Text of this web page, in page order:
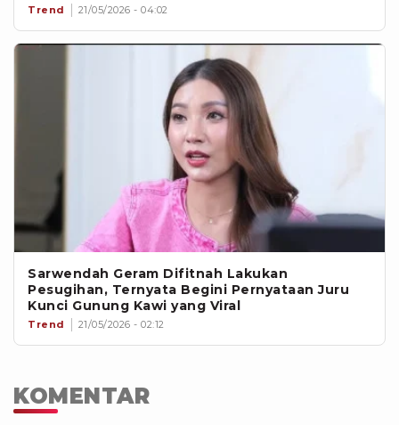
Trend 21/05/2026 - 04:02
Sarwendah Geram Difitnah Lakukan
Pesugihan, Ternyata Begini Pernyataan Juru
Kunci Gunung Kawi yang Viral
Trend 21/05/2026 - 02:12
KOMENTAR